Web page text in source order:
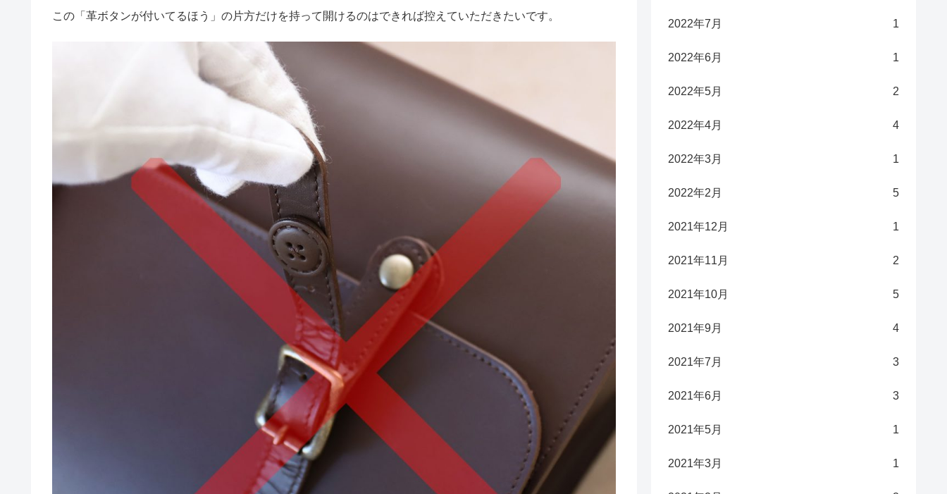
この「革ボタンが付いてるほう」の片方だけを持って開けるのはできれば控えていただきたいです。
2022年7月 1
2022年6月 1
2022年5月 2
2022年4月 4
2022年3月 1
2022年2月 5
2021年12月 1
2021年11月 2
2021年10月 5
2021年9月 4
2021年7月 3
2021年6月 3
2021年5月 1
2021年3月 1